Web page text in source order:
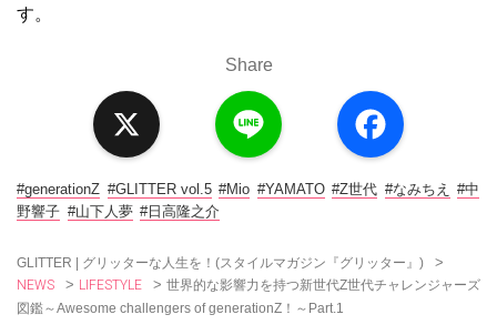
す。
Share
a
c
o
#generationZ #GLITTER vol.5 #Mio #YAMATO #Z世代 #なみちえ
#中
野響子 #山下人夢 #日高隆之介
GLITTER | グリッターな人生を！(スタイルマガジン『グリッター』) >
NEWS > LIFESTYLE > 世界的な影響力を持つ新世代Z世代チャレンジャーズ
図鑑～Awesome challengers of generationZ！～Part.1